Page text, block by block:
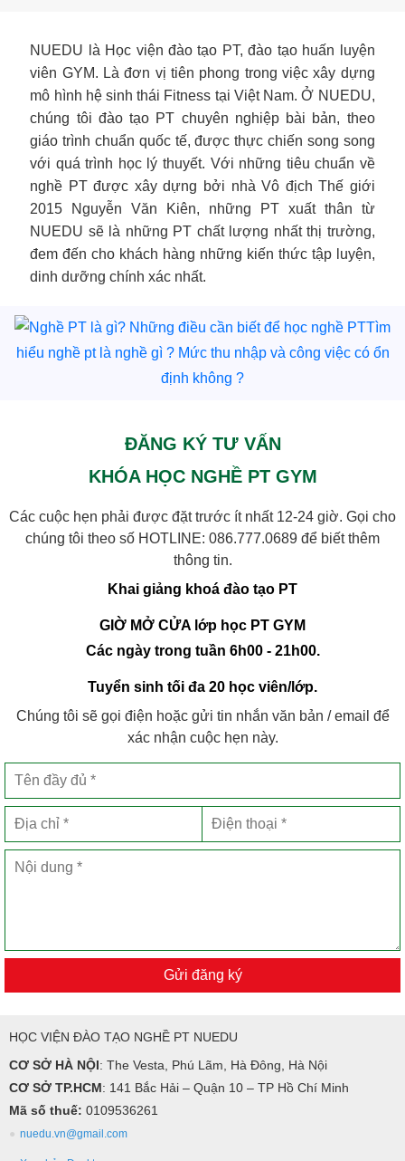
NUEDU là Học viện đào tạo PT, đào tạo huấn luyện
viên GYM. Là đơn vị tiên phong trong việc xây dựng
mô hình hệ sinh thái Fitness tại Việt Nam. Ở NUEDU,
chúng tôi đào tạo PT chuyên nghiệp bài bản, theo
giáo trình chuẩn quốc tế, được thực chiến song song
với quá trình học lý thuyết. Với những tiêu chuẩn về
nghề PT được xây dựng bởi nhà Vô địch Thế giới
2015 Nguyễn Văn Kiên, những PT xuất thân từ
NUEDU sẽ là những PT chất lượng nhất thị trường,
đem đến cho khách hàng những kiến thức tập luyện,
dinh dưỡng chính xác nhất.
Tìm
hiểu nghề pt là nghề gì ? Mức thu nhập và công việc có ổn
định không ?
ĐĂNG KÝ TƯ VẤN
KHÓA HỌC NGHỀ PT GYM
Các cuộc hẹn phải được đặt trước ít nhất 12-24 giờ. Gọi cho
chúng tôi theo số HOTLINE: 086.777.0689 để biết thêm
thông tin.
Khai giảng khoá đào tạo PT
GIỜ MỞ CỬA lớp học PT GYM
Các ngày trong tuần 6h00 - 21h00.
Tuyển sinh tối đa 20 học viên/lớp.
Chúng tôi sẽ gọi điện hoặc gửi tin nhắn văn bản / email để
xác nhận cuộc hẹn này.
Gửi đăng ký
HỌC VIỆN ĐÀO TẠO NGHỀ PT NUEDU
CƠ SỞ HÀ NỘI: The Vesta, Phú Lãm, Hà Đông, Hà Nội
CƠ SỞ TP.HCM: 141 Bắc Hải – Quận 10 – TP Hồ Chí Minh
Mã số thuế: 0109536261
nuedu.vn@gmail.com